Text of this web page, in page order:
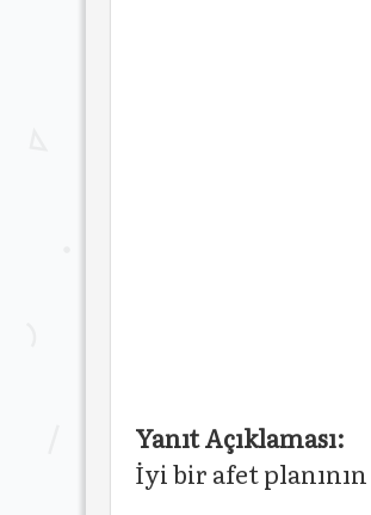
Yanıt Açıklaması:
İyi bir afet